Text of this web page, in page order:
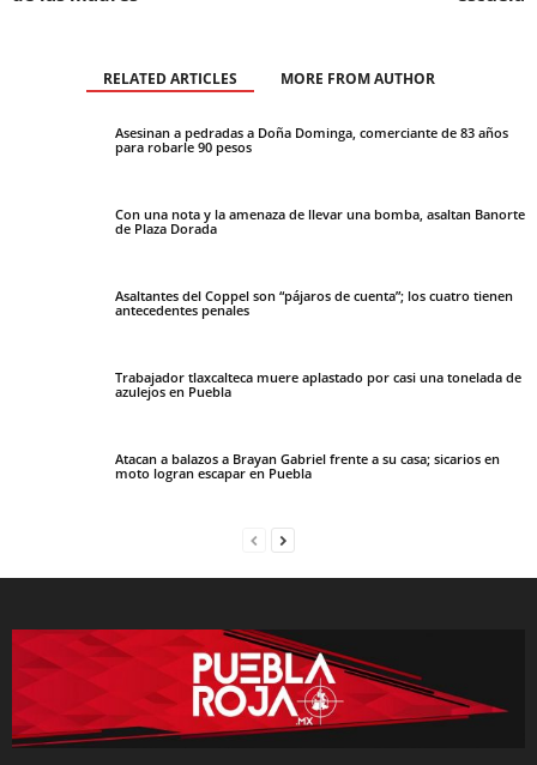
RELATED ARTICLES MORE FROM AUTHOR
Asesinan a pedradas a Doña Dominga, comerciante de 83 años
para robarle 90 pesos
Con una nota y la amenaza de llevar una bomba, asaltan Banorte
de Plaza Dorada
Asaltantes del Coppel son “pájaros de cuenta”; los cuatro tienen
antecedentes penales
Trabajador tlaxcalteca muere aplastado por casi una tonelada de
azulejos en Puebla
Atacan a balazos a Brayan Gabriel frente a su casa; sicarios en
moto logran escapar en Puebla